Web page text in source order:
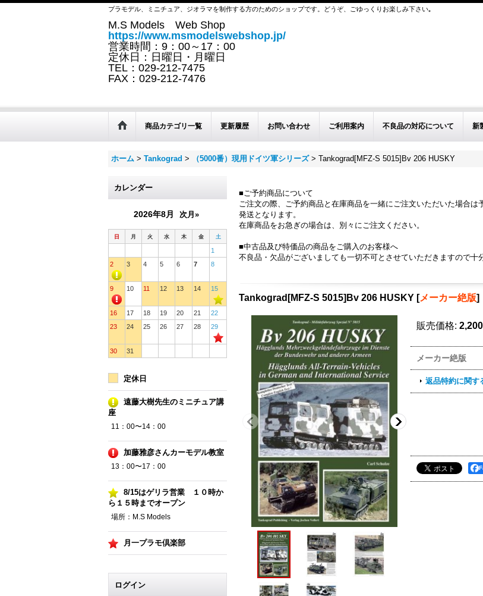
プラモデル、ミニチュア、ジオラマを制作する方のためのショップです。どうぞ、ごゆっくりお楽しみ下さい｡
M.S Models Web Shop
https://www.msmodelswebshop.jp/
営業時間：9：00～17：00
定休日：日曜日・月曜日
TEL：029-212-7475
FAX：029-212-7476
商品カテゴリ一覧 更新履歴 お問い合わせ ご利用案内 不良品の対応について 新
ホーム > Tankograd > （5000番）現用ドイツ軍シリーズ > Tankograd[MFZ-S 5015]Bv 206 HUSKY
カレンダー
2026年8月 次月»
日 月 火 水 木 金 土
1
2
3 4 5 6 7 8
9 10 11 12 13 14 15
16 17 18 19 20 21
22
23
24 25 26 27 28 29
30 31
定休日
遠藤大樹先生のミニチュア講
座
11：00〜14：00
加藤雅彦さんカーモデル教室
13：00〜17：00
8/15はゲリラ営業 １０時か
ら１５時までオープン
場所：M.S Models
月一プラモ倶楽部
ログイン
■ご予約商品について
ご注文の際、ご予約商品と在庫商品を一緒にご注文いただいた場合
発送となります。
在庫商品をお急ぎの場合は、別々にご注文ください。
■中古品及び特価品の商品をご購入のお客様へ
不良品・欠品がございましても一切不可とさせていただきますので十
Tankograd[MFZ-S 5015]Bv 206 HUSKY [メーカー絶版]
販売価格:
メーカー絶版
返品特約に関す